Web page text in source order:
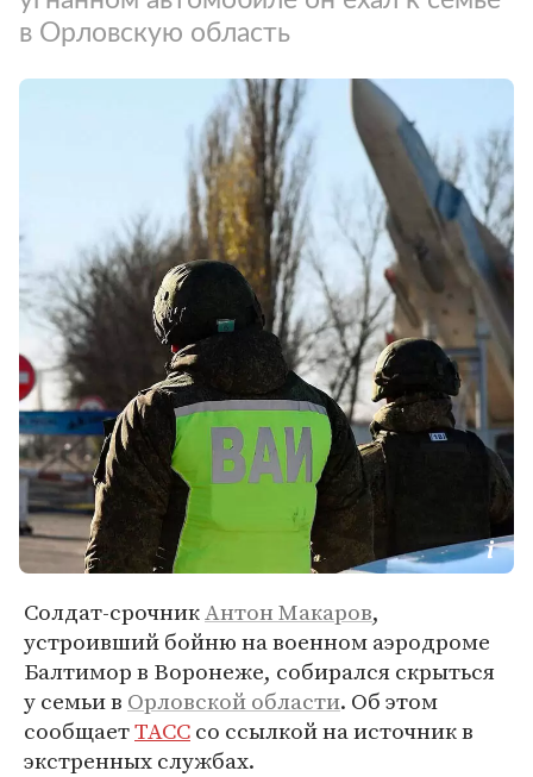
в Орловскую область
Солдат-срочникАнтон Макаров,
устроивший бойню на военном аэродроме
Балтимор в Воронеже, собирался скрыться
у семьи в Орловской области. Об этом
сообщаетТАССсо ссылкой на источник в
экстренных службах.